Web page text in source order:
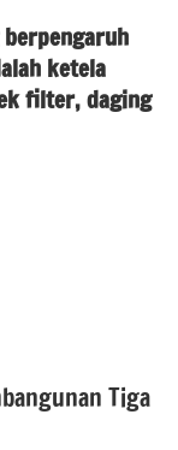
ketela
filter, daging
Tiga